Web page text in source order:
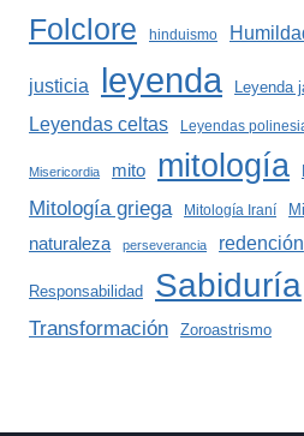
Folclore hinduismo
justicia leyenda Leyenda
Leyendas celtas Leyendas
Misericordia mito mitología
Mitología griega Mitología Iraní
naturaleza perseverancia redención
Responsabilidad Sabiduría
Transformación Zoroastrismo